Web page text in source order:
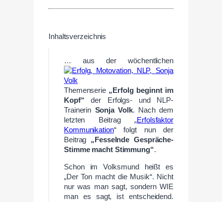
Inhaltsverzeichnis
… aus der wöchentlichen
Themenserie „Erfolg beginnt im
Kopf“ der Erfolgs- und NLP-
Trainerin Sonja Volk. Nach dem
letzten Beitrag „Erfolsfaktor
Kommunikation“ folgt nun der
Beitrag „Fesselnde Gespräche-
Stimme macht Stimmung“.
Schon im Volksmund heißt es
„Der Ton macht die Musik“. Nicht
nur was man sagt, sondern WIE
man es sagt, ist entscheidend.